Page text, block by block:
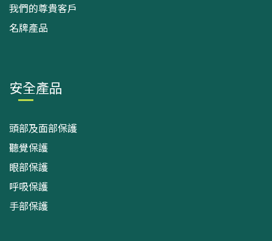
我們的尊貴客戶
名牌產品
安全產品
頭部及面部保護
聽覺保護
眼部保護
呼吸保護
手部保護